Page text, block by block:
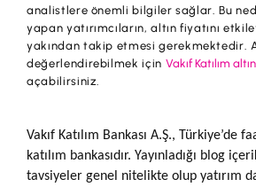
analistlere önemli bilgiler sağlar. Bu
yapan yatırımcıların, altın fiyatını
yakından takip etmesi gerekmektedir.
değerlendirebilmek için Vakıf Katılım
açabilirsiniz.
Vakıf Katılım Bankası A.Ş., Türkiye’de
katılım bankasıdır. Yayınladığı blog
tavsiyeler genel nitelikte olup yatırım